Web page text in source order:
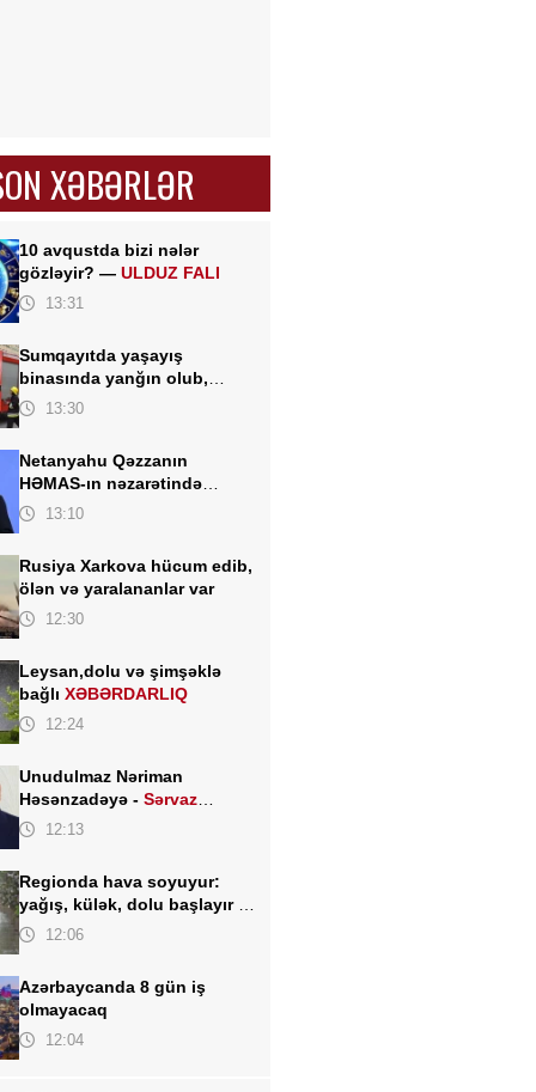
XƏBƏRLƏR
10 avqustda bizi nələr
gözləyir? —ULDUZ FALI
13:31
Sumqayıtda yaşayış
binasında yanğın olub,
sakinlər təxliyə edilib
13:30
Netanyahu Qəzzanın
HƏMAS-ın nəzarətində
olmayan hissəsində
13:10
Rusiya Xarkova hücum edib,
ölən və yaralananlar var
12:30
Leysan,dolu və şimşəklə
bağlıXƏBƏRDARLIQ
12:24
Unudulmaz Nəriman
Həsənzadəyə -Sərvaz
HÜSEYNOĞLU
12:13
Regionda hava soyuyur:
yağış, külək, dolu başlayır -
TARİX AÇIQLANDI
12:06
Azərbaycanda 8 gün iş
olmayacaq
12:04